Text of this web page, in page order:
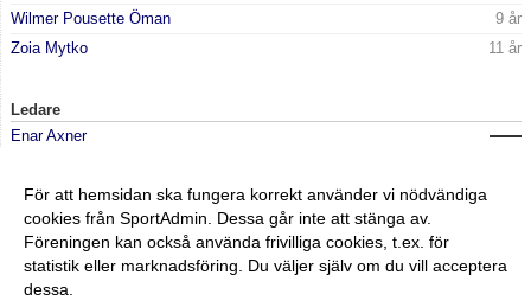
Wilmer Pousette Öman
9 år
Zoia Mytko
11 år
Ledare
Enar Axner
Lisa Rasmusson
Mats Engman
För att hemsidan ska fungera korrekt använder vi nödvändiga
cookies från SportAdmin. Dessa går inte att stänga av.
Föreningen kan också använda frivilliga cookies, t.ex. för
statistik eller marknadsföring. Du väljer själv om du vill acceptera
dessa.